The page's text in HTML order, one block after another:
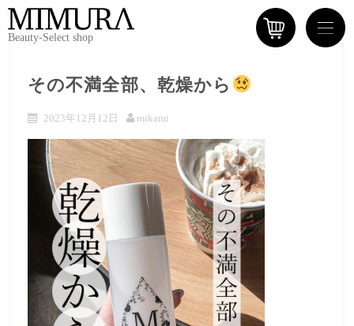
Beauty-Select shop
その不満全部、乾燥から
2023年12月12日 mikami